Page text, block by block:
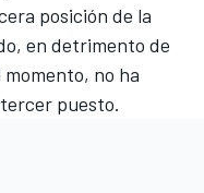
posición de la
en detrimento de
no ha
puesto.